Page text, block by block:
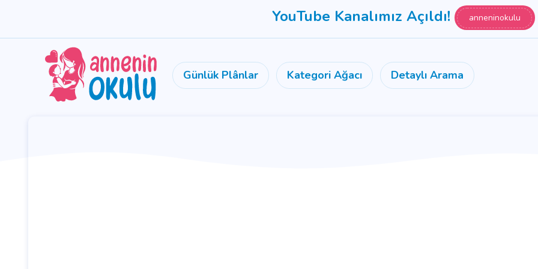
YouTube Kanalımız Açıldı! anneninokulu
Günlük Plânlar Kategori Ağacı Detaylı Arama